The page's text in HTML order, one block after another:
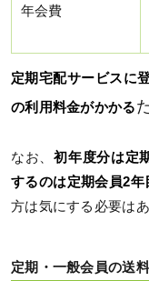
年会費
定期宅配サービスに
の利用料金がかかる
なお、初年度分は定
するのは定期会員2年
方は気にする必要はあ
定期・一般会員の送料